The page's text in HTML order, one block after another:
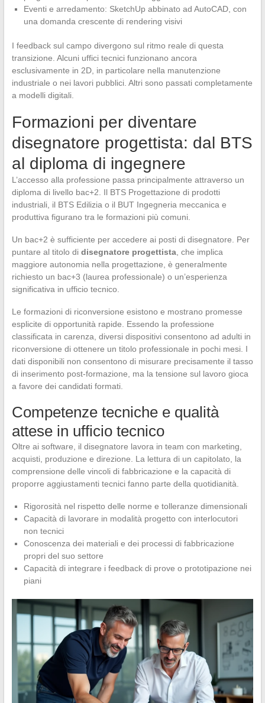
Eventi e arredamento: SketchUp abbinato ad AutoCAD, con
una domanda crescente di rendering visivi
I feedback sul campo divergono sul ritmo reale di questa
transizione. Alcuni uffici tecnici funzionano ancora
esclusivamente in 2D, in particolare nella manutenzione
industriale o nei lavori pubblici. Altri sono passati completamente
a modelli digitali.
Formazioni per diventare
disegnatore progettista: dal BTS
al diploma di ingegnere
L’accesso alla professione passa principalmente attraverso un
diploma di livello bac+2. Il BTS Progettazione di prodotti
industriali, il BTS Edilizia o il BUT Ingegneria meccanica e
produttiva figurano tra le formazioni più comuni.
Un bac+2 è sufficiente per accedere ai posti di disegnatore. Per
puntare al titolo di disegnatore progettista, che implica
maggiore autonomia nella progettazione, è generalmente
richiesto un bac+3 (laurea professionale) o un’esperienza
significativa in ufficio tecnico.
Le formazioni di riconversione esistono e mostrano promesse
esplicite di opportunità rapide. Essendo la professione
classificata in carenza, diversi dispositivi consentono ad adulti in
riconversione di ottenere un titolo professionale in pochi mesi. I
dati disponibili non consentono di misurare precisamente il tasso
di inserimento post-formazione, ma la tensione sul lavoro gioca
a favore dei candidati formati.
Competenze tecniche e qualità
attese in ufficio tecnico
Oltre ai software, il disegnatore lavora in team con marketing,
acquisti, produzione e direzione. La lettura di un capitolato, la
comprensione delle vincoli di fabbricazione e la capacità di
proporre aggiustamenti tecnici fanno parte della quotidianità.
Rigorosità nel rispetto delle norme e tolleranze dimensionali
Capacità di lavorare in modalità progetto con interlocutori
non tecnici
Conoscenza dei materiali e dei processi di fabbricazione
propri del suo settore
Capacità di integrare i feedback di prove o prototipazione nei
piani